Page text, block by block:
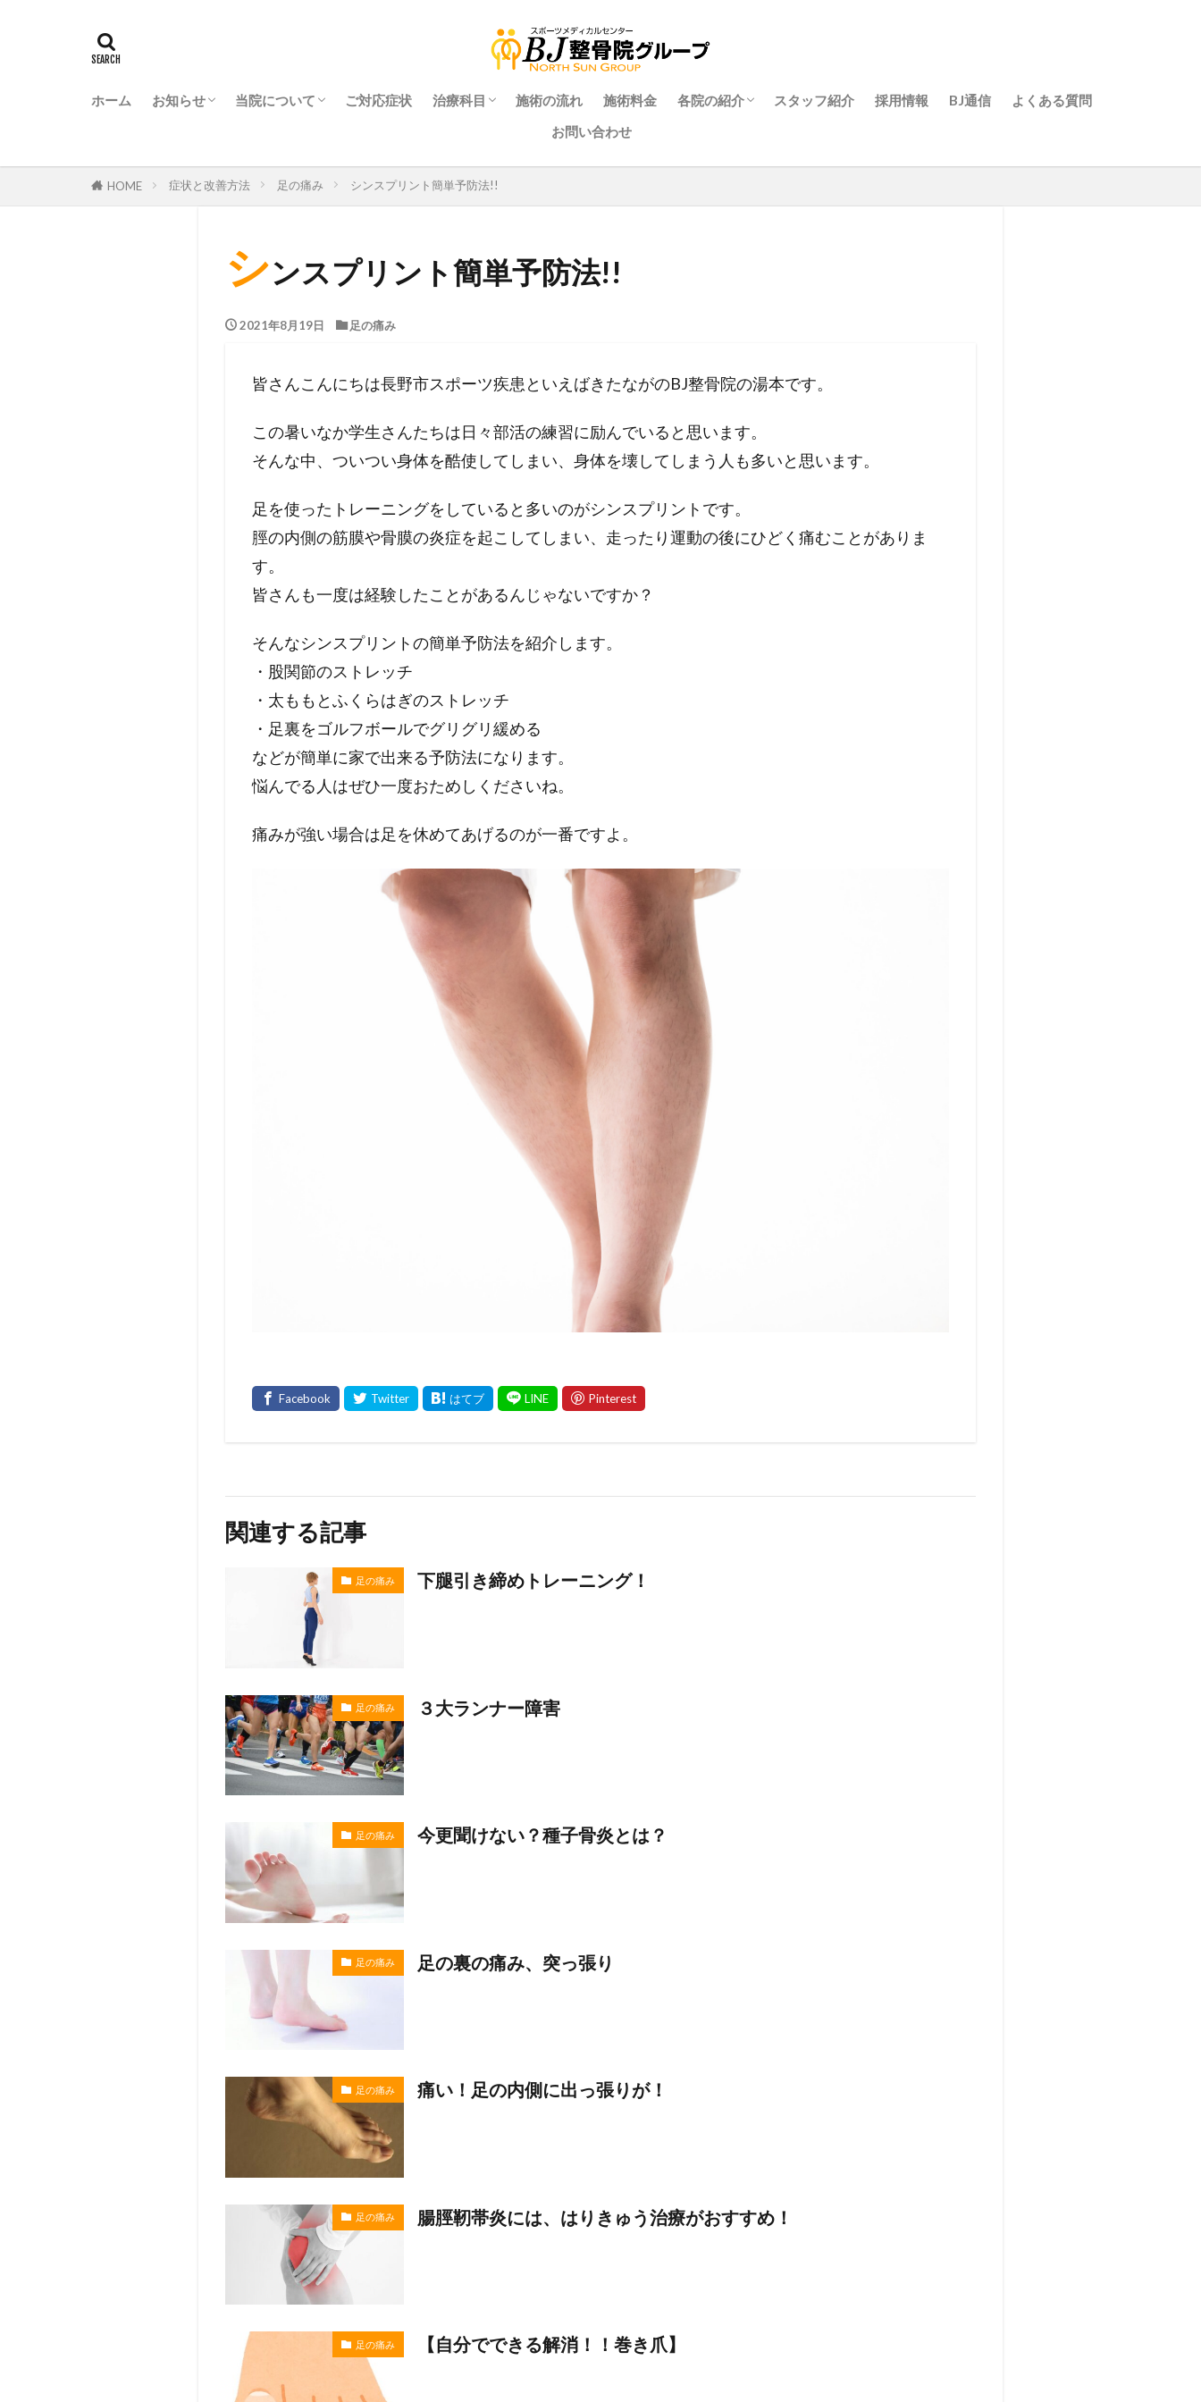
ホーム お知らせ 当院について ご対応症状 治療科⽬
スポーツトレーナー科
施術の流れ 施術料金 各院の紹介 スタッフ紹介 採用情報 BJ通信
よくある質問
お問い合わせ
HOME 症状と改善方法 足の痛み シンスプリント簡単予防法!!
シンスプリント簡単予防法!!
2021年8月19日 足の痛み
皆さんこんにちは長野市スポーツ疾患といえばきたながのBJ整骨院の湯本です。
この暑いなか学生さんたちは日々部活の練習に励んでいると思います。
そんな中、ついつい身体を酷使してしまい、身体を壊してしまう人も多いと思います。
足を使ったトレーニングをしていると多いのがシンスプリントです。
脛の内側の筋膜や骨膜の炎症を起こしてしまい、走ったり運動の後にひどく痛むことがありま
す。
皆さんも一度は経験したことがあるんじゃないですか？
そんなシンスプリントの簡単予防法を紹介します。
・股関節のストレッチ
・太ももとふくらはぎのストレッチ
・足裏をゴルフボールでグリグリ緩める
などが簡単に家で出来る予防法になります。
悩んでる人はぜひ一度おためしくださいね。
痛みが強い場合は足を休めてあげるのが一番ですよ。
関連する記事
足の痛み 下腿引き締めトレーニング！
足の痛み ３大ランナー障害
足の痛み 今更聞けない？種子骨炎とは？
足の痛み 足の裏の痛み、突っ張り
足の痛み 痛い！足の内側に出っ張りが！
足の痛み 腸脛靭帯炎には、はりきゅう治療がおすすめ！
足の痛み 【自分でできる解消！！巻き爪】